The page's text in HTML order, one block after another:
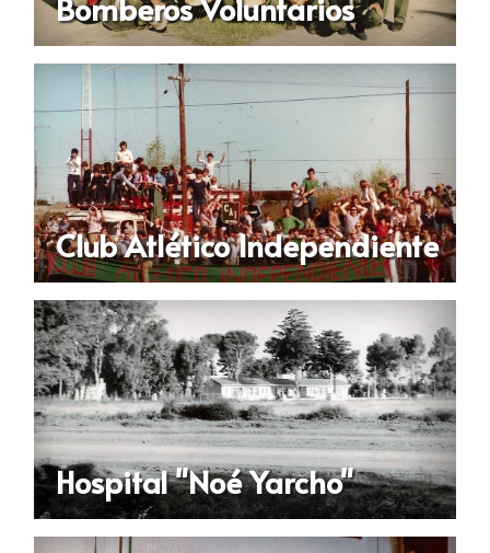
Club Atlético Independiente
Hospital "Noé Yarcho"